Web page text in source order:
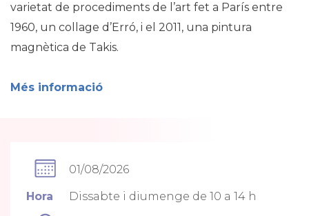
varietat de procediments de l’art fet a París entre
1960, un collage d’Erró, i el 2011, una pintura
magnètica de Takis.
Més informació
01/08/2026
Hora Dissabte i diumenge de 10 a 14 h